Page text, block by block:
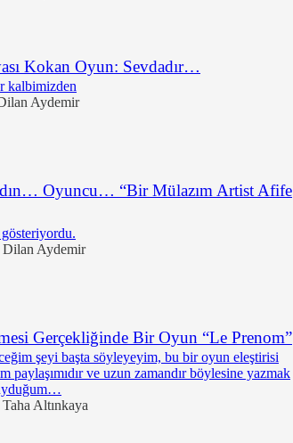
Kokan Oyun: Sevdadır…
kalbimizden
Aydemir
Oyuncu… “Bir Mülazım Artist Afife
Dilan Aydemir
Gerçekliğinde Bir Oyun “Le Prenom”
şeyi başta söyleyeyim, bu bir oyun eleştirisi
paylaşımıdır ve uzun zamandır böylesine yazmak
Taha Altınkaya